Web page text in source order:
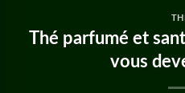
Thé parfumé et
vous